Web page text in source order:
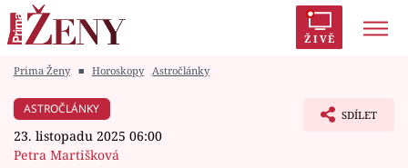
ŽIVĚ
Módní alarm
Prima Ženy ■ Horoskopy Astročlánky
ASTROČLÁNKY
23. listopadu 2025 06:00
Petra Martišková
SDÍLET